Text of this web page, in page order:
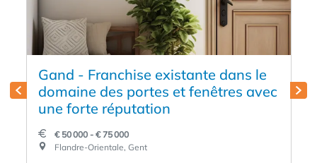
Gand - Franchise existante dans le
domaine des portes et fenêtres avec
une forte réputation
€ 50 000 - € 75 000
Flandre-Orientale, Gent